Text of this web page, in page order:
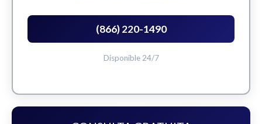
(866) 220-1490
Disponible 24/7